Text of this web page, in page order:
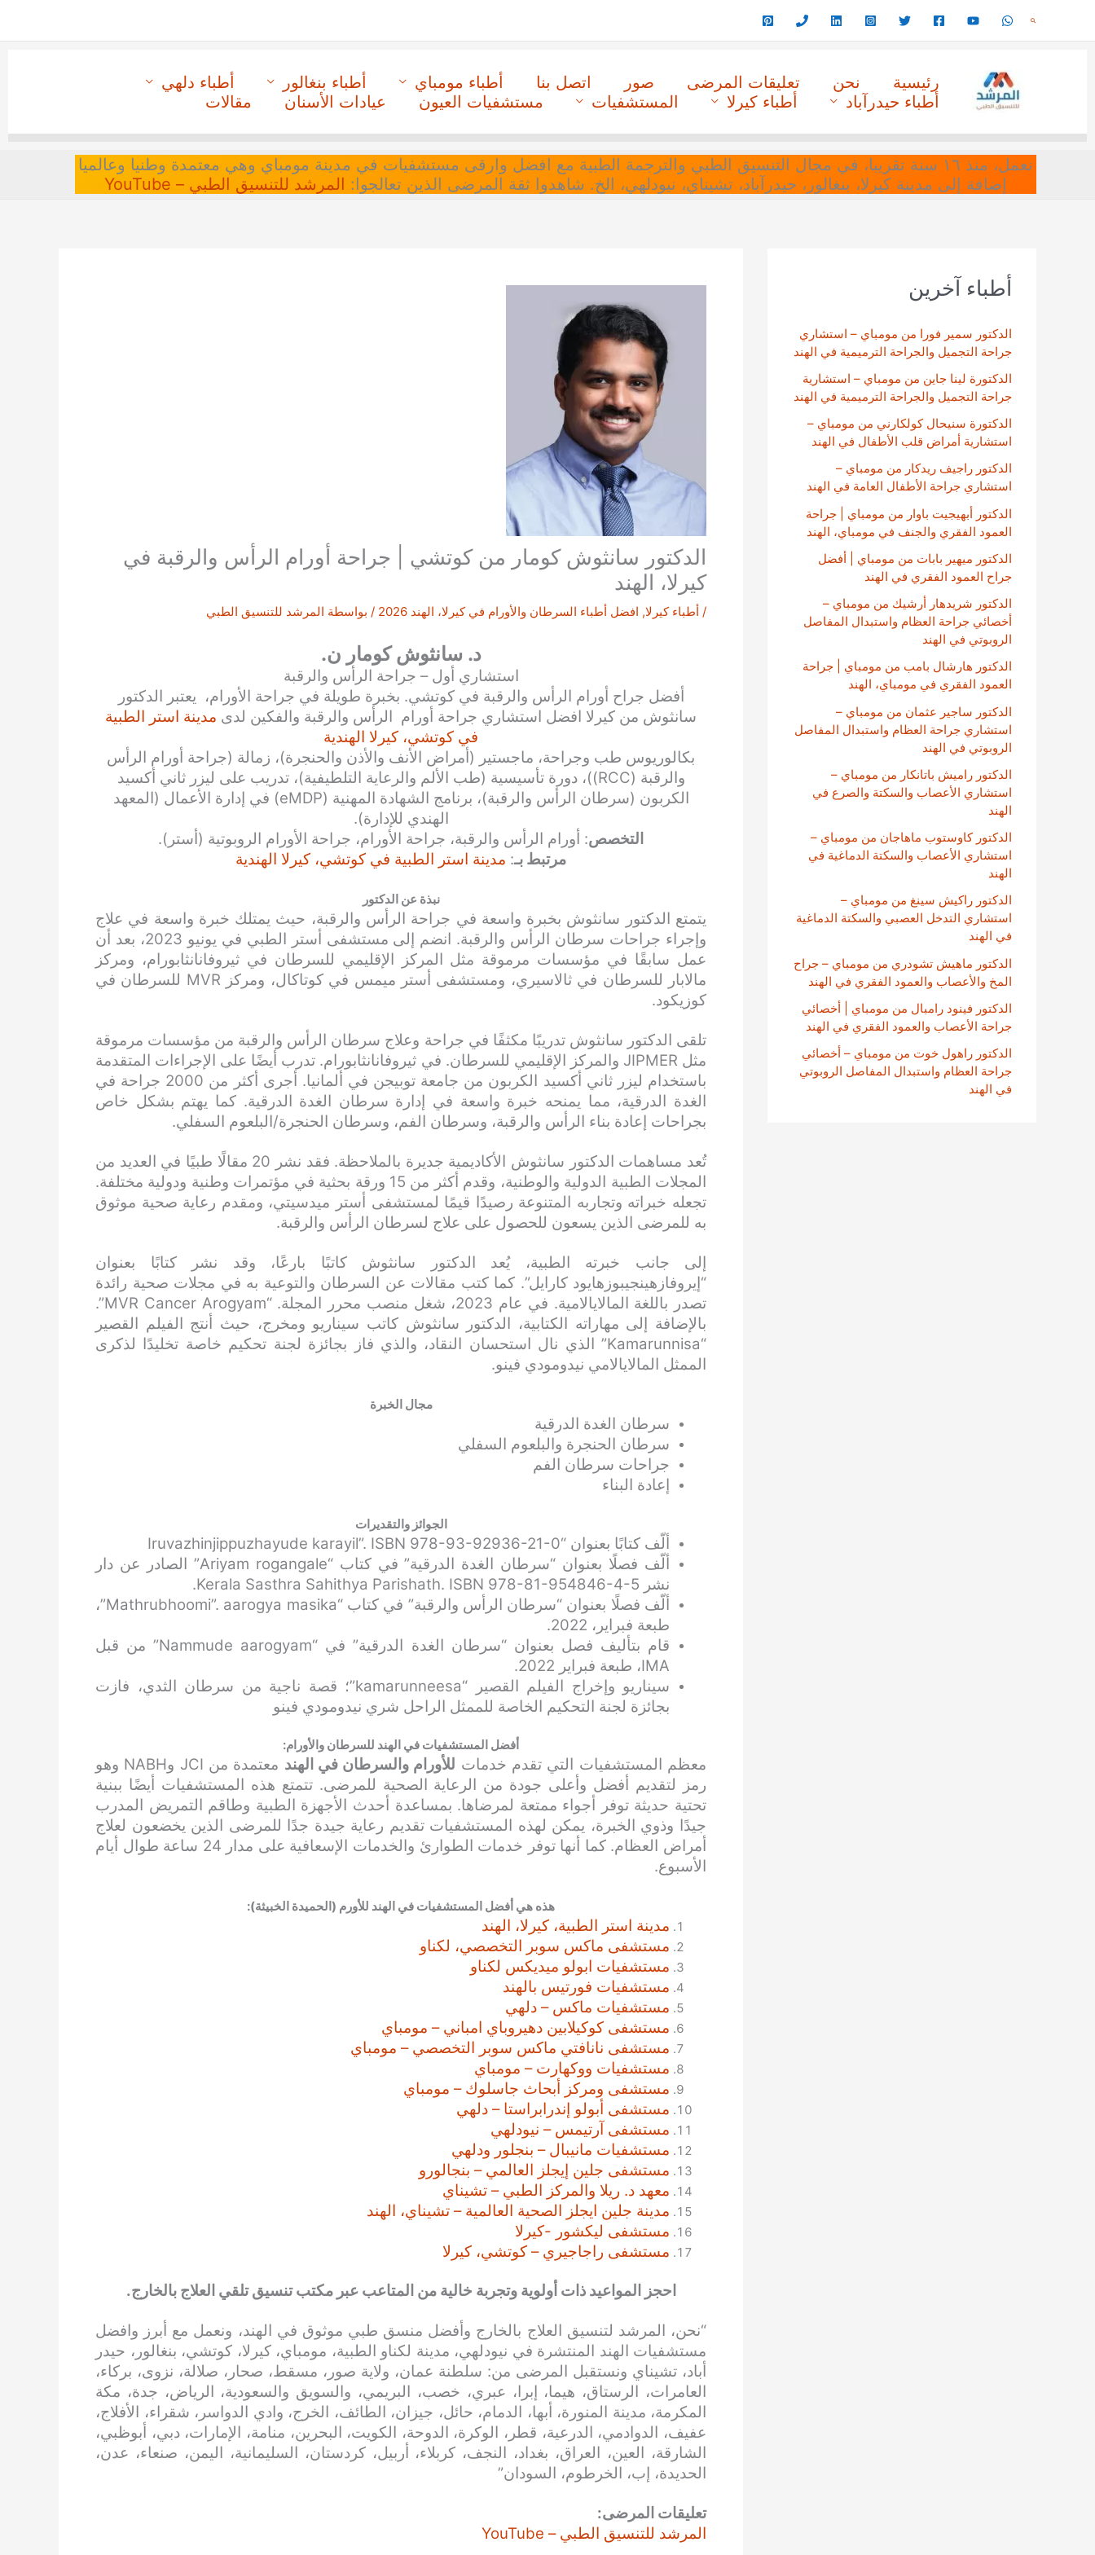
البحث
رئيسية نحن تعليقات المرضى صور اتصل بنا أطباء مومباي أطباء بنغالور
أطباء دلهي
أطباء حيدرآباد
أطباء كيرلا المستشفيات مستشفيات العيون عيادات الأسنان مقالات
نعمل، منذ ١٦ سنة تقريبا، في مجال التنسيق الطبي والترجمة الطبية مع افضل وارقى مستشفيات في مدينة مومباي وهي معتمدة وطنيا وعالميا
إضافة إلى مدينة كيرلا، بنغالور، حيدرآباد، تشيناي، نيودلهي، الخ. شاهدوا ثقة المرضى الذين تعالجوا: المرشد للتنسيق الطبي – YouTube
أطباء آخرين
الدكتور سمير فورا من مومباي – استشاري
جراحة التجميل والجراحة الترميمية في الهند
الدكتورة لينا جاين من مومباي – استشارية
جراحة التجميل والجراحة الترميمية في الهند
الدكتورة سنيحال كولكارني من مومباي –
استشارية أمراض قلب الأطفال في الهند
الدكتور راجيف ريدكار من مومباي –
استشاري جراحة الأطفال العامة في الهند
الدكتور أبهيجيت باوار من مومباي | جراحة
العمود الفقري والجنف في مومباي، الهند
الدكتور ميهير بابات من مومباي | أفضل
جراح العمود الفقري في الهند
الدكتور شريدهار أرشيك من مومباي –
أخصائي جراحة العظام واستبدال المفاصل
الروبوتي في الهند
الدكتور هارشال بامب من مومباي | جراحة
العمود الفقري في مومباي، الهند
الدكتور ساجير عثمان من مومباي –
استشاري جراحة العظام واستبدال المفاصل
الروبوتي في الهند
الدكتور راميش باتانكار من مومباي –
استشاري الأعصاب والسكتة والصرع في
الهند
الدكتور كاوستوب ماهاجان من مومباي –
استشاري الأعصاب والسكتة الدماغية في
الهند
الدكتور راكيش سينغ من مومباي –
استشاري التدخل العصبي والسكتة الدماغية
في الهند
الدكتور ماهيش تشودري من مومباي – جراح
المخ والأعصاب والعمود الفقري في الهند
الدكتور فينود رامبال من مومباي | أخصائي
جراحة الأعصاب والعمود الفقري في الهند
الدكتور راهول خوت من مومباي – أخصائي
جراحة العظام واستبدال المفاصل الروبوتي
في الهند
الدكتور سانثوش كومار من كوتشي | جراحة أورام الرأس والرقبة في
كيرلا، الهند
/ أطباء كيرلا, افضل أطباء السرطان والأورام في كيرلا، الهند 2026 / بواسطة المرشد للتنسيق الطبي
د. سانثوش كومار ن.
استشاري أول – جراحة الرأس والرقبة
أفضل جراح أورام الرأس والرقبة في كوتشي. بخبرة طويلة في جراحة الأورام، يعتبر الدكتور
سانثوش من كيرلا افضل استشاري جراحة أورام الرأس والرقبة والفكين لدى مدينة استر الطبية
في كوتشي، كيرلا الهندية
بكالوريوس طب وجراحة، ماجستير (أمراض الأنف والأذن والحنجرة)، زمالة (جراحة أورام الرأس
والرقبة (RCC))، دورة تأسيسية (طب الألم والرعاية التلطيفية)، تدريب على ليزر ثاني أكسيد
الكربون (سرطان الرأس والرقبة)، برنامج الشهادة المهنية (eMDP) في إدارة الأعمال (المعهد
الهندي للإدارة).
التخصص: أورام الرأس والرقبة، جراحة الأورام، جراحة الأورام الروبوتية (أستر).
مرتبط بـ: مدينة استر الطبية في كوتشي، كيرلا الهندية
نبذة عن الدكتور
يتمتع الدكتور سانثوش بخبرة واسعة في جراحة الرأس والرقبة، حيث يمتلك خبرة واسعة في علاج
وإجراء جراحات سرطان الرأس والرقبة. انضم إلى مستشفى أستر الطبي في يونيو 2023، بعد أن
عمل سابقًا في مؤسسات مرموقة مثل المركز الإقليمي للسرطان في ثيروفانانثابورام، ومركز
مالابار للسرطان في ثالاسيري، ومستشفى أستر ميمس في كوتاكال، ومركز MVR للسرطان في
كوزيكود.
تلقى الدكتور سانثوش تدريبًا مكثفًا في جراحة وعلاج سرطان الرأس والرقبة من مؤسسات مرموقة
مثل JIPMER والمركز الإقليمي للسرطان. في ثيروفانانثابورام. تدرب أيضًا على الإجراءات المتقدمة
باستخدام ليزر ثاني أكسيد الكربون من جامعة توبيجن في ألمانيا. أجرى أكثر من 2000 جراحة في
الغدة الدرقية، مما يمنحه خبرة واسعة في إدارة سرطان الغدة الدرقية. كما يهتم بشكل خاص
بجراحات إعادة بناء الرأس والرقبة، وسرطان الفم، وسرطان الحنجرة/البلعوم السفلي.
تُعد مساهمات الدكتور سانثوش الأكاديمية جديرة بالملاحظة. فقد نشر 20 مقالًا طبيًا في العديد من
المجلات الطبية الدولية والوطنية، وقدم أكثر من 15 ورقة بحثية في مؤتمرات وطنية ودولية مختلفة.
تجعله خبراته وتجاربه المتنوعة رصيدًا قيمًا لمستشفى أستر ميدسيتي، ومقدم رعاية صحية موثوق
به للمرضى الذين يسعون للحصول على علاج لسرطان الرأس والرقبة.
إلى جانب خبرته الطبية، يُعد الدكتور سانثوش كاتبًا بارعًا، وقد نشر كتابًا بعنوان
“إيروفازهينجيبوزهايود كارايل”. كما كتب مقالات عن السرطان والتوعية به في مجلات صحية رائدة
تصدر باللغة المالايالامية. في عام 2023، شغل منصب محرر المجلة. “MVR Cancer Arogyam”.
بالإضافة إلى مهاراته الكتابية، الدكتور سانثوش كاتب سيناريو ومخرج، حيث أنتج الفيلم القصير
“Kamarunnisa” الذي نال استحسان النقاد، والذي فاز بجائزة لجنة تحكيم خاصة تخليدًا لذكرى
الممثل المالايالامي نيدومودي فينو.
مجال الخبرة
سرطان الغدة الدرقية
سرطان الحنجرة والبلعوم السفلي
جراحات سرطان الفم
إعادة البناء
الجوائز والتقديرات
ألّف كتابًا بعنوان “Iruvazhinjippuzhayude karayil”. ISBN 978-93-92936-21-0
ألّف فصلًا بعنوان “سرطان الغدة الدرقية” في كتاب “Ariyam rogangale” الصادر عن دار
نشر Kerala Sasthra Sahithya Parishath. ISBN 978-81-954846-4-5.
ألّف فصلًا بعنوان “سرطان الرأس والرقبة” في كتاب “Mathrubhoomi”. aarogya masika”،
طبعة فبراير، 2022.
قام بتأليف فصل بعنوان “سرطان الغدة الدرقية” في “Nammude aarogyam” من قبل
IMA، طبعة فبراير 2022.
سيناريو وإخراج الفيلم القصير “kamarunneesa”؛ قصة ناجية من سرطان الثدي، فازت
بجائزة لجنة التحكيم الخاصة للممثل الراحل شري نيدومودي فينو
أفضل المستشفيات في الهند للسرطان والأورام:
معظم المستشفيات التي تقدم خدمات للأورام والسرطانفي الهند
معتمدة من JCI وNABH وهو
رمز لتقديم أفضل وأعلى جودة من الرعاية الصحية للمرضى. تتمتع هذه المستشفيات أيضًا ببنية
تحتية حديثة توفر أجواء ممتعة لمرضاها. بمساعدة أحدث الأجهزة الطبية وطاقم التمريض المدرب
جيدًا وذوي الخبرة، يمكن لهذه المستشفيات تقديم رعاية جيدة جدًا للمرضى الذين يخضعون لعلاج
أمراض العظام. كما أنها توفر خدمات الطوارئ والخدمات الإسعافية على مدار 24 ساعة طوال أيام
الأسبوع.
هذه هي أفضل المستشفيات في الهند للأورم (الحميدة الخبيثة):
مدينة استر الطبية، كيرلا، الهند
مستشفى ماكس سوبر التخصصي، لكناو
مستشفيات ابولو ميديكس لكناو
مستشفيات فورتيس بالهند
مستشفيات ماكس – دلهي
مستشفى كوكيلابين دهيروباي امباني – مومباي
مستشفى نانافتي ماكس سوبر التخصصي – مومباي
مستشفيات ووكهارت – مومباي
مستشفى ومركز أبحاث جاسلوك – مومباي
مستشفى أبولو إندرابراستا – دلهي
مستشفى آرتيمس – نيودلهي
مستشفيات مانيبال – بنجلور ودلهي
مستشفى جلين إيجلز العالمي – بنجالورو
معهد د. ريلا والمركز الطبي – تشيناي
مدينة جلين ايجلز الصحية العالمية – تشيناي، الهند
مستشفى ليكشور -كيرلا
مستشفى راجاجيري – كوتشي، كيرلا
احجز المواعيد ذات أولوية وتجربة خالية من المتاعب عبر مكتب تنسيق تلقي العلاج بالخارج.
“نحن، المرشد لتنسيق العلاج بالخارج وأفضل منسق طبي موثوق في الهند، ونعمل مع أبرز وافضل
مستشفيات الهند المنتشرة في نيودلهي، مدينة لكناو الطبية، مومباي، كيرلا، كوتشي، بنغالور، حيدر
أباد، تشيناي ونستقبل المرضى من: سلطنة عمان، ولاية صور، مسقط، صحار، صلالة، نزوى، بركاء،
العامرات، الرستاق، هيما، إبرا، عبري، خصب، البريمي، والسويق والسعودية، الرياض، جدة، مكة
المكرمة، مدينة المنورة، أبها، الدمام، حائل، جيزان، الطائف، الخرج، وادي الدواسر، شقراء، الأفلاج،
عفيف، الدوادمي، الدرعية، قطر، الوكرة، الدوحة، الكويت، البحرين، منامة، الإمارات، دبي، أبوظبي،
الشارقة، العين، العراق، بغداد، النجف، كربلاء، أربيل، كردستان، السليمانية، اليمن، صنعاء، عدن،
الحديدة، إب، الخرطوم، السودان”
تعليقات المرضى:
المرشد للتنسيق الطبي – YouTube